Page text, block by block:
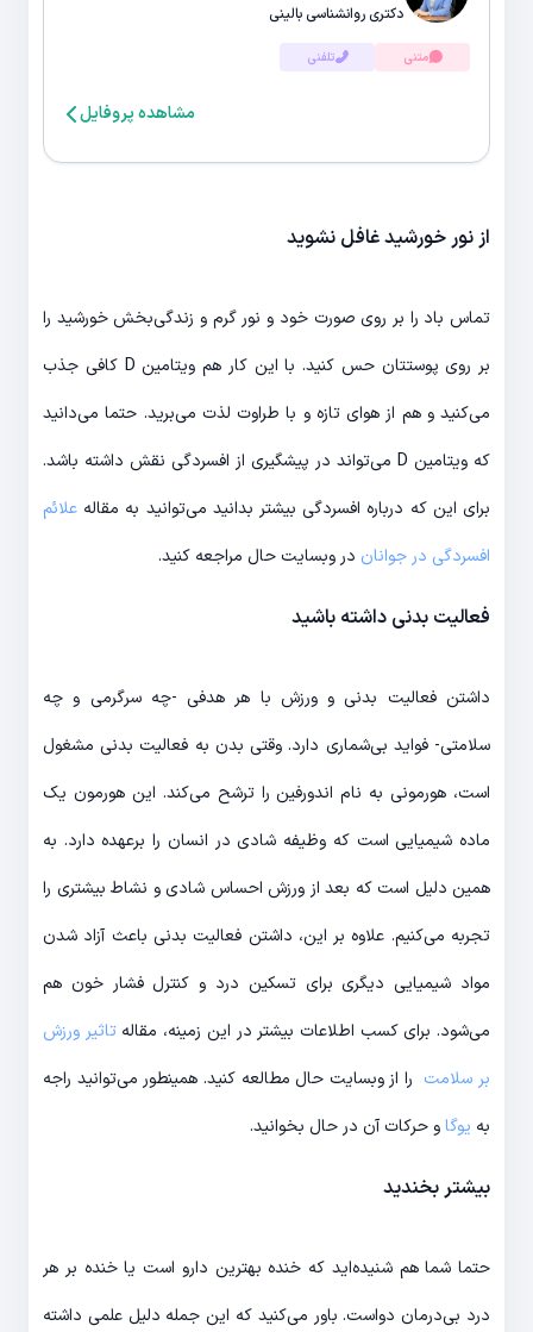
دکتری روانشناسی بالینی
متنی تلفنی
مشاهده پروفایل
از نور خورشید غافل نشوید
تماس باد را بر روی صورت خود و نور گرم و زندگی‎‌بخش خورشید را
بر روی پوستتان حس کنید. با این کار هم ویتامین D کافی جذب
می‎‌کنید و هم از هوای تازه و با طراوت لذت می‎‌برید. حتما می‌‎دانید
که ویتامین D می‌‎تواند در پیشگیری از افسردگی نقش داشته باشد.
برای این که درباره افسردگی بیشتر بدانید می‌‎توانید به مقاله
علائم
افسردگی در جوانان در وب‎سایت حال مراجعه کنید.
فعالیت بدنی داشته باشید
داشتن فعالیت بدنی و ورزش با هر هدفی -چه سرگرمی و چه
سلامتی- فواید بی‌شماری دارد. وقتی بدن به فعالیت بدنی مشغول
است، هورمونی به نام اندورفین را ترشح می‎‌کند. این هورمون یک
ماده شیمیایی است که وظیفه شادی در انسان را برعهده دارد. به
همین دلیل است که بعد از ورزش احساس شادی و نشاط بیشتری را
تجربه می‎‌کنیم. علاوه بر این، داشتن فعالیت بدنی باعث آزاد شدن
مواد شیمیایی دیگری برای تسکین درد و کنترل فشار خون هم
می‎‌شود. برای کسب اطلاعات بیشتر در این زمینه، مقاله
تاثیر ورزش
بر سلامت
را از وب‎سایت حال مطالعه کنید. همینطور می‌توانید راجه
به یوگاو حرکات آن در حال بخوانید.
بیشتر بخندید
حتما شما هم شنیده‌‎اید که خنده بهترین دارو است یا خنده بر هر
درد بی‎‌درمان دواست. باور می‎‌کنید که این جمله دلیل علمی داشته